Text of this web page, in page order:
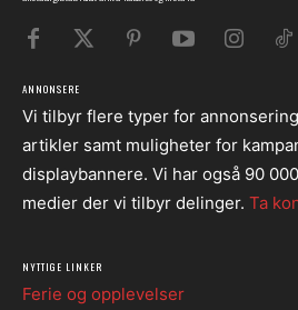
ANNONSERE
Vi tilbyr flere typer for
artikler samt muligheter for
displaybannere. Vi har også 90
medier der vi tilbyr delinger. Ta
NYTTIGE LINKER
Ferie og opplevelser